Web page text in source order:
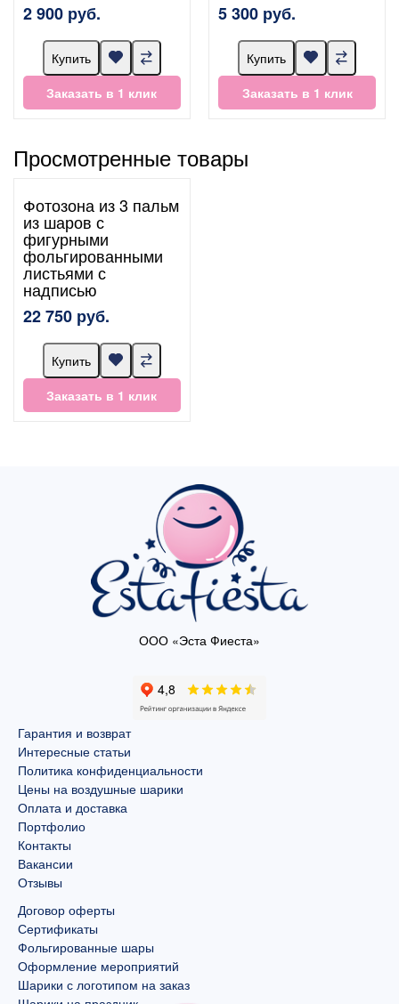
2 900 руб.
Купить
Заказать в 1 клик
5 300 руб.
Купить
Заказать в 1 клик
Просмотренные товары
Фотозона из 3 пальм
из шаров с
фигурными
фольгированными
листьями с
надписью
22 750 руб.
Купить
Заказать в 1 клик
ООО «Эста Фиеста»
Гарантия и возврат
Интересные статьи
Политика конфиденциальности
Цены на воздушные шарики
Оплата и доставка
Портфолио
Контакты
Вакансии
Отзывы
Договор оферты
Сертификаты
Фольгированные шары
Оформление мероприятий
Шарики с логотипом на заказ